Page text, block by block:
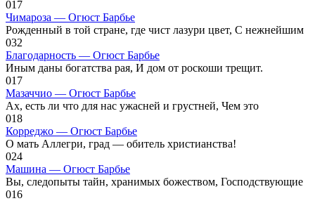
017
Чимароза — Огюст Барбье
Рожденный в той стране, где чист лазури цвет, С нежнейшим
032
Благодарность — Огюст Барбье
Иным даны богатства рая, И дом от роскоши трещит.
017
Мазаччио — Огюст Барбье
Ах, есть ли что для нас ужасней и грустней, Чем это
018
Корреджо — Огюст Барбье
О мать Аллегри, град — обитель христианства!
024
Машина — Огюст Барбье
Вы, следопыты тайн, хранимых божеством, Господствующие
016